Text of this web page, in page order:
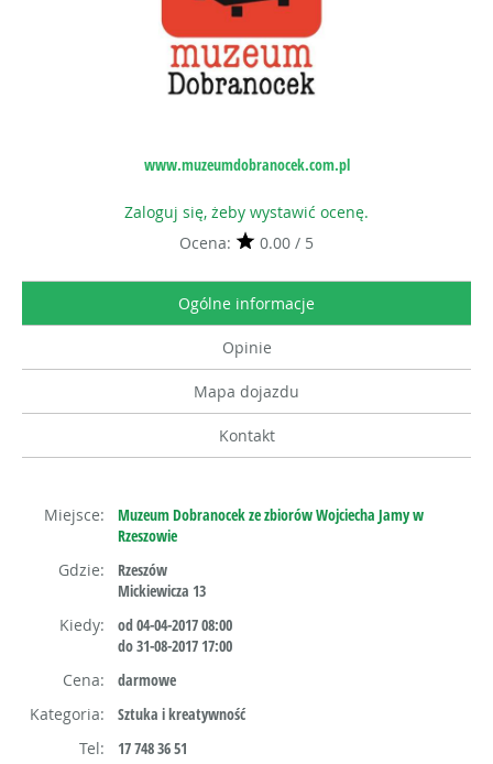
www.muzeumdobranocek.com.pl
Zaloguj się, żeby wystawić ocenę.
Ocena:
0.00 / 5
Ogólne informacje
Opinie
Mapa dojazdu
Kontakt
Miejsce:
Muzeum Dobranocek ze zbiorów Wojciecha Jamy w
Rzeszowie
Gdzie:
Rzeszów
Mickiewicza 13
Kiedy:
od 04-04-2017 08:00
do 31-08-2017 17:00
Cena:
darmowe
Kategoria:
Sztuka i kreatywność
Tel:
17 748 36 51